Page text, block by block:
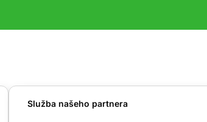
Služba našeho partnera